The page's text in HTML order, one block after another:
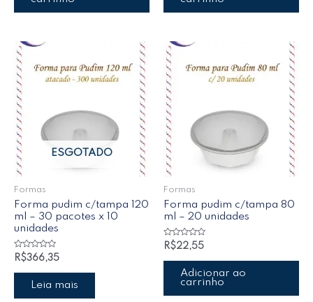
ESGOTADO
Formas
Forma pudim c/tampa 120
ml – 30 pacotes x 10
unidades
Avaliação
0
de
R$366,35
Leia mais
Formas
Forma pudim c/tampa 80
ml – 20 unidades
Avaliação
0
de
R$22,55
Adicionar ao
carrinho